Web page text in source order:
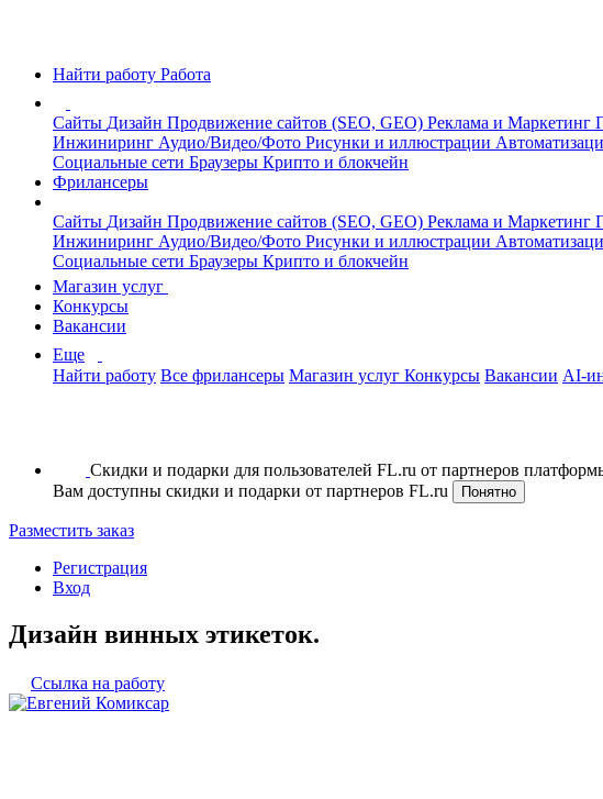
Найти работу Работа
Сайты Дизайн Продвижение сайтов (SEO, GEO) Реклама и Маркетинг
Инжиниринг Аудио/Видео/Фото Рисунки и иллюстрации
Социальные сети Браузеры Крипто и блокчейн
Фрилансеры
Сайты Дизайн Продвижение сайтов (SEO, GEO) Реклама и Маркетинг
Инжиниринг Аудио/Видео/Фото Рисунки и иллюстрации
Социальные сети Браузеры Крипто и блокчейн
Магазин услуг
Конкурсы
Вакансии
Еще
Найти работу Все фрилансеры Магазин услуг Конкурсы Вакансии AI-
Скидки и подарки для пользователей FL.ru от партнеров
Вам доступны скидки и подарки от партнеров FL.ru
Понятно
Разместить заказ
Регистрация
Вход
Дизайн винных этикеток.
Ссылка на работу